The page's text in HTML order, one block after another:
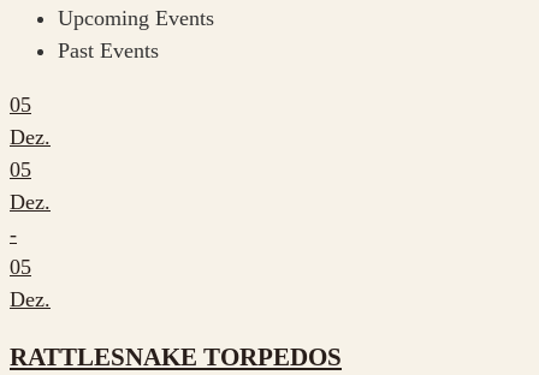
Upcoming Events
Past Events
05
Dez.
05
Dez.
-
05
Dez.
RATTLESNAKE TORPEDOS